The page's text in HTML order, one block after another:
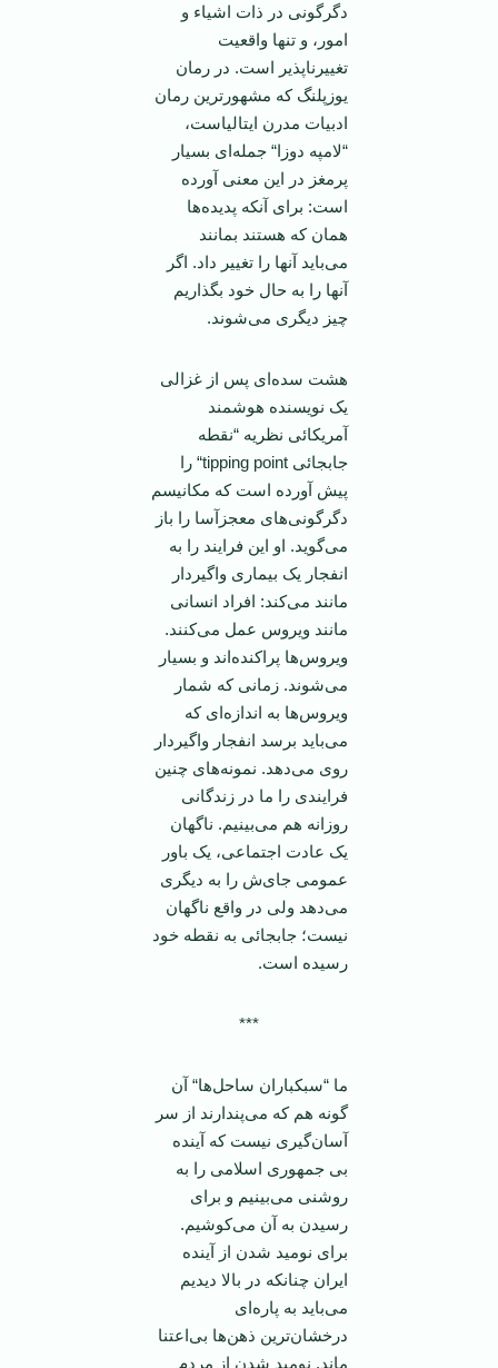
دگرگونی در ذات اشیاء و
امور، و تنها واقعیت
تغییر‌ناپذیر است. در رمان
یوز‌پلنگ که مشهور‌ترین رمان
ادبیات مدرن ایتالیاست،
“لامپه دوزا“ جمله‌ای بسیار
پرمغز در این معنی آورده
است: برای آنکه پدیده‌ها
همان که هستند بمانند
می‌باید آنها را تغییر داد. اگر
آنها را به حال خود بگذاریم
چیز دیگری می‌شوند.
هشت سده‌ای پس از غزالی
یک نویسنده هوشمند
آمریکائی نظریه “نقطه
جابجائی tipping point“ را
پیش آورده است که مکانیسم
دگرگونی‌های معجز‌آسا را باز
می‌گوید. او این فرایند را به
انفجار یک بیماری واگیردار
مانند می‌کند: افراد انسانی
مانند ویروس عمل می‌کنند.
ویروس‌ها پراکنده‌اند و بسیار
می‌شوند. زمانی که شمار
ویروس‌ها به اندازه‌ای که
می‌باید برسد انفجار واگیردار
روی می‌دهد. نمونه‌های چنین
فرایندی را ما در زندگانی
روزانه هم می‌بینیم. ناگهان
یک عادت اجتماعی، یک باور
عمومی جای‌ش را به دیگری
می‌دهد ولی در واقع ناگهان
نیست؛ جابجائی به نقطه خود
رسیده است.
***
ما “سبکباران ساحل‌ها“ آن
گونه هم که می‌پندارند از سر
آسان‌گیری نیست که آینده
بی جمهوری اسلامی را به
روشنی می‌بینیم و برای
رسیدن به آن می‌کوشیم.
برای نومید شدن از آینده
ایران چنانکه در بالا دیدیم
می‌باید به پاره‌ای
درخشان‌ترین ذهن‌ها بی‌اعتنا
ماند. نومید شدن از مردم